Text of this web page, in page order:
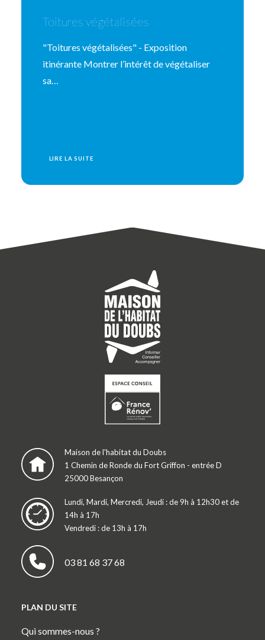
Toitures végétalisées
"Toitures végétalisées" - Exposition
itinérante Montrer l’intérêt de végétaliser
sa…
LIRE LA SUITE
Maison de l'habitat du Doubs
1 Chemin de Ronde du Fort Griffon - entrée D
25000 Besançon
Lundi, Mardi, Mercredi, Jeudi : de 9h à 12h30 et de
14h à 17h
Vendredi : de 13h à 17h
03 81 68 37 68
PLAN DU SITE
Qui sommes-nous ?